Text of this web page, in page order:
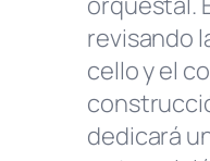
revisando
cello y el
dedicará